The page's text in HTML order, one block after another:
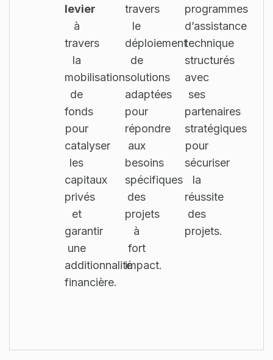
levier
à
travers
la
mobilisation
de
fonds
pour
catalyser
les
capitaux
privés
et
garantir
une
additionnalité
financière.
travers
le
déploiement
de
solutions
adaptées
pour
répondre
aux
besoins
spécifiques
des
projets
à
fort
impact.
programmes
d’assistance
technique
structurés
avec
ses
partenaires
stratégiques
pour
sécuriser
la
réussite
des
projets.